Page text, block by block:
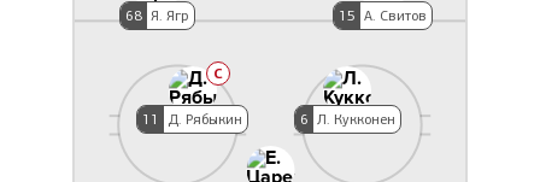
6 Л. Кукконен
C
11 Д. Рябыкин
15 А. Свитов
68 Я. Ягр